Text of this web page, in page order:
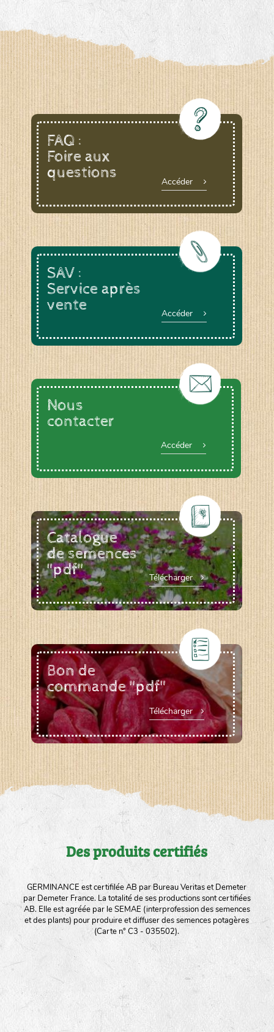
www.laboiteagraines.com
L’AUBEPIN (PDO)
www.aubepin.fr
LE BIAU GERME (LBG)
www.biaugerme.com
SATIVA RHEINAU (SAD)
www.sativa-
rheinau.ch
SEMAILLES (SEM)
www.semaille.com
FAQ :
Foire aux
questions
Accéder
SAV :
Service après
vente
Accéder
Nous
contacter
Accéder
Catalogue
de semences
"pdf"
Télécharger
Bon de
commande "pdf"
Télécharger
Des produits certifiés
GERMINANCE est certifilée AB par Bureau Veritas et Demeter
par Demeter France. La totalité de ses productions sont certifiées
AB. Elle est agréée par le SEMAE (interprofession des semences
et des plants) pour produire et diffuser des semences potagères
(Carte n° C3 - 035502).